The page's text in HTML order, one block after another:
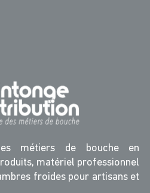
métiers de bouche en
matériel professionnel
froides pour artisans et